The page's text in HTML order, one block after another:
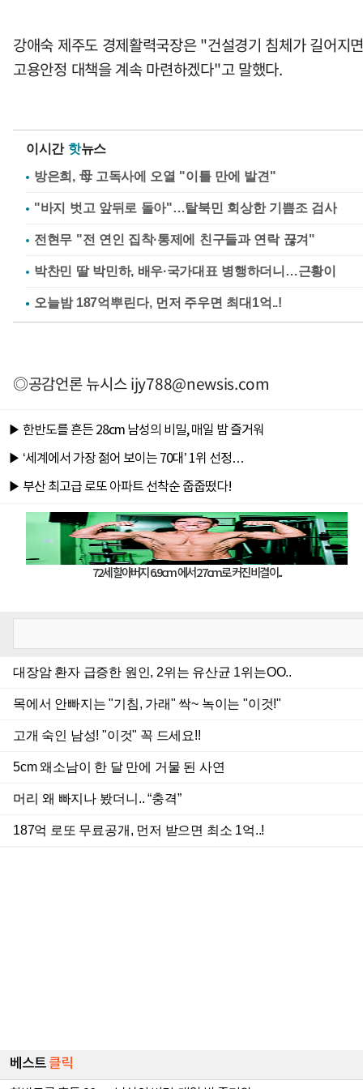
강애숙 제주도 경제활력국장은 "건설경기 침체가 길어지
고용안정 대책을 계속 마련하겠다"고 말했다.
이시간 핫뉴스
방은희, 母 고독사에 오열 "이틀 만에 발견"
"바지 벗고 앞뒤로 돌아"…탈북민 회상한 기쁨조 검사
전현무 "전 연인 집착·통제에 친구들과 연락 끊겨"
박찬민 딸 박민하, 배우·국가대표 병행하더니…근황이
◎공감언론 뉴시스ijy788@newsis.com